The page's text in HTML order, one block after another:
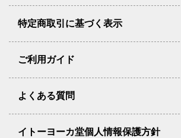
特定商取引に基づく表示
ご利用ガイド
よくある質問
イトーヨーカ堂個人情報保護方針